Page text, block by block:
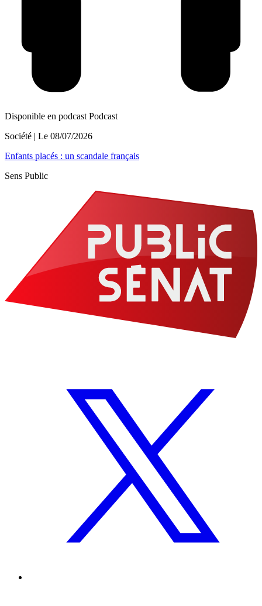
Disponible en podcast Podcast
Société | Le 08/07/2026
Enfants placés : un scandale français
Sens Public